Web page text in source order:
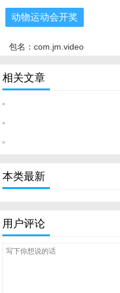
动物运动会开奖
包名：com.jm.video
相关文章
本类最新
用户评论